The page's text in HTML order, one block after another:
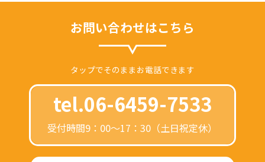
お問い合わせはこちら
タップでそのままお電話できます
tel.06-6459-7533
受付時間9：00～17：30（土日祝定休）